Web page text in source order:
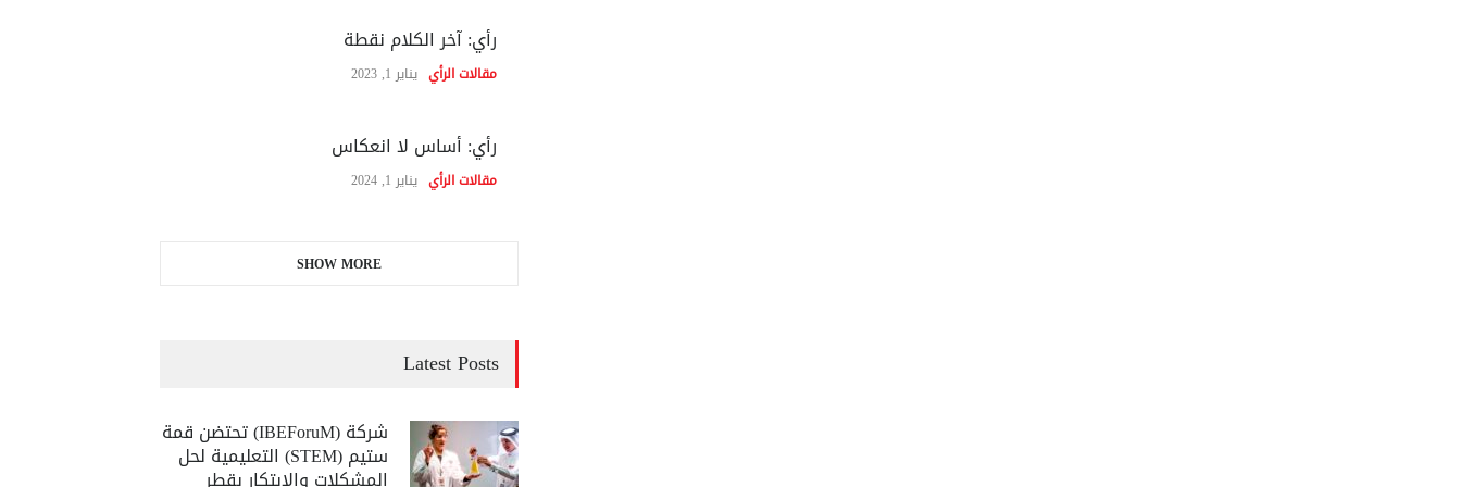
رأي: آخر الكلام نقطة
مقالات الرأي يناير 1, 2023
رأي: أساس لا انعكاس
مقالات الرأي يناير 1, 2024
SHOW MORE
Latest Posts
شركة (IBEForuM) تحتضن قمة
ستيم (STEM) التعليمية لحل
المشكلات والابتكار بقطر